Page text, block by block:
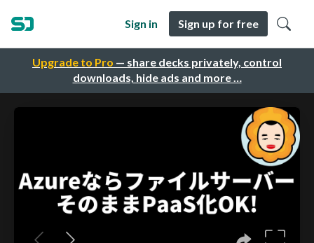
Upgrade to Pro — share decks privately, control
downloads, hide ads and more …
Sign in Sign up for free